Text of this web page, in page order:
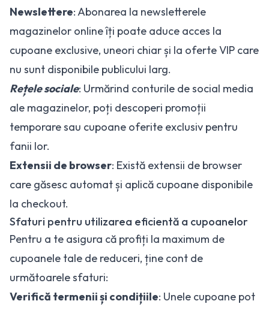
Newslettere: Abonarea la newsletterele
magazinelor online îți poate aduce acces la
cupoane exclusive, uneori chiar și la oferte VIP care
nu sunt disponibile publicului larg.
Rețele sociale: Urmărind conturile de social media
ale magazinelor, poți descoperi promoții
temporare sau cupoane oferite exclusiv pentru
fanii lor.
Extensii de browser: Există extensii de browser
care găsesc automat și aplică cupoane disponibile
la checkout.
Sfaturi pentru utilizarea eficientă a cupoanelor
Pentru a te asigura că profiți la maximum de
cupoanele tale de reduceri, ține cont de
următoarele sfaturi:
Verifică termenii și condițiile: Unele cupoane pot